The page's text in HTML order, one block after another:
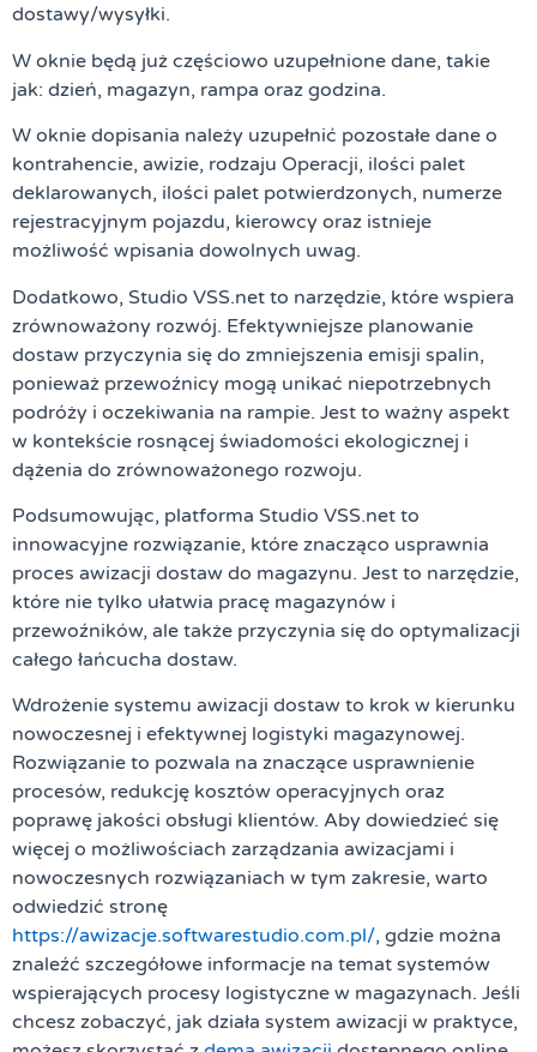
dostawy/wysyłki.
W oknie będą już częściowo uzupełnione dane, takie
jak: dzień, magazyn, rampa oraz godzina.
W oknie dopisania należy uzupełnić pozostałe dane o
kontrahencie, awizie, rodzaju Operacji, ilości palet
deklarowanych, ilości palet potwierdzonych, numerze
rejestracyjnym pojazdu, kierowcy oraz istnieje
możliwość wpisania dowolnych uwag.
Dodatkowo, Studio VSS.net to narzędzie, które wspiera
zrównoważony rozwój. Efektywniejsze planowanie
dostaw przyczynia się do zmniejszenia emisji spalin,
ponieważ przewoźnicy mogą unikać niepotrzebnych
podróży i oczekiwania na rampie. Jest to ważny aspekt
w kontekście rosnącej świadomości ekologicznej i
dążenia do zrównoważonego rozwoju.
Podsumowując, platforma Studio VSS.net to
innowacyjne rozwiązanie, które znacząco usprawnia
proces awizacji dostaw do magazynu. Jest to narzędzie,
które nie tylko ułatwia pracę magazynów i
przewoźników, ale także przyczynia się do optymalizacji
całego łańcucha dostaw.
Wdrożenie systemu awizacji dostaw to krok w kierunku
nowoczesnej i efektywnej logistyki magazynowej.
Rozwiązanie to pozwala na znaczące usprawnienie
procesów, redukcję kosztów operacyjnych oraz
poprawę jakości obsługi klientów. Aby dowiedzieć się
więcej o możliwościach zarządzania awizacjami i
nowoczesnych rozwiązaniach w tym zakresie, warto
odwiedzić stronę
https://awizacje.softwarestudio.com.pl/, gdzie można
znaleźć szczegółowe informacje na temat systemów
wspierających procesy logistyczne w magazynach. Jeśli
chcesz zobaczyć, jak działa system awizacji w praktyce,